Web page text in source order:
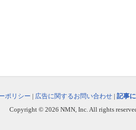
ポリシー | 広告に関するお問い合わせ | 記事
Copyright © 2026 NMN, Inc. All rights